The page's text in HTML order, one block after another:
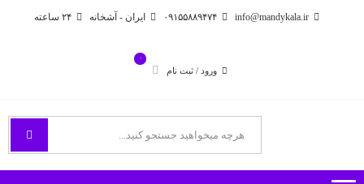
info@mandykala.ir ۰۹۱۵۵۸۸۹۴۷۴ ایران - آشخانه
ورود / ثبت نام
۰
فروشگاه اینترنتی مندی